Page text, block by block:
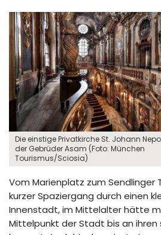
Die einstige Privatkirche St. Johann
der Gebrüder Asam (Foto: München
Tourismus/Sciosia)
Vom Marienplatz zum Sendlinger
kurzer Spaziergang durch einen
Innenstadt, im Mittelalter hätte
Mittelpunkt der Stadt bis an ihren